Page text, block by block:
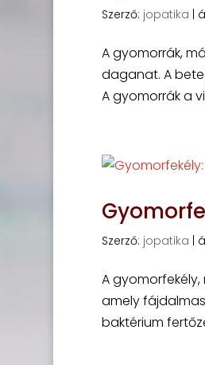
Szerző: jopatika
A gyomorrák,
daganat. A
A gyomorrák a
Szerző: jopatika
A
amely
baktérium